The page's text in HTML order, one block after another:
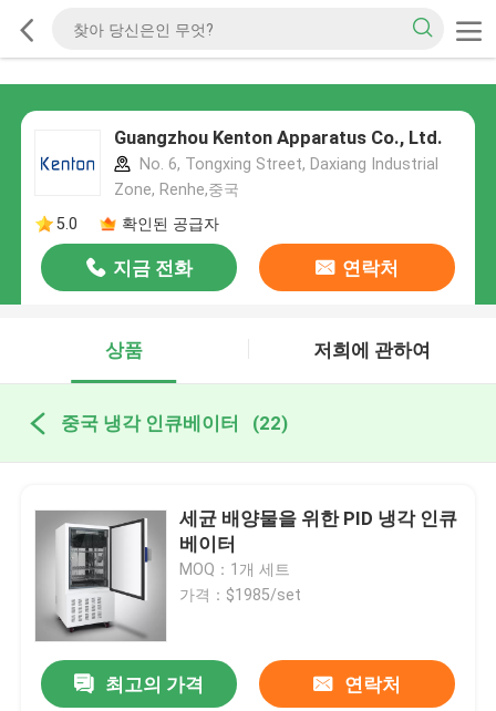
Guangzhou Kenton Apparatus Co., Ltd.
No. 6, Tongxing Street, Daxiang Industrial
Zone, Renhe,중국
5.0
확인된 공급자
지금 전화 연락처
상품 저희에 관하여
중국 냉각 인큐베이터 (22)
세균 배양물을 위한 PID 냉각 인큐
베이터
MOQ：1개 세트
가격：$1985/set
최고의 가격 연락처